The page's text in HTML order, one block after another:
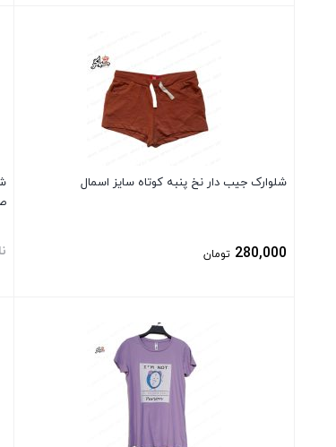
شلوارک جیب دار نخ پنبه کوتاه سایز اسمال
280,000 تومان